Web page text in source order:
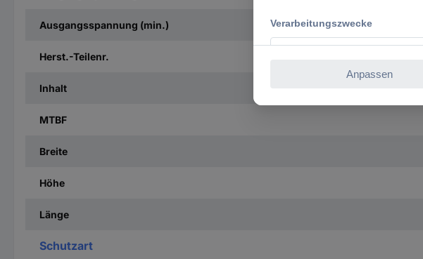
Ausgangsspannung (min.)
Herst.-Teilenr.
Inhalt
MTBF
Breite
Höhe
Länge
Schutzart